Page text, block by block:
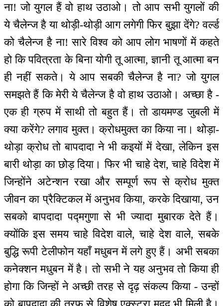
ना! जो युगल हैं वो हाथ उठाओ। तो आप सभी युगलों की
ये चैलेन्ज है या थोड़ी-थोड़ी आग लगेगी फिर बुझा देंगे? वर्ल्ड
को चैलेन्ज है ना! सारे विश्व को आप लोग भाषणों में कहते
हो कि पवित्रता के बिना योगी तू आत्मा, ज्ञानी तू आत्मा बन
ही नहीं सकते। ये आप सबकी चैलेन्ज है ना? जो युगल
समझते हैं कि मेरी ये चैलेन्ज है वो हाथ उठाओ। अच्छा है -
एक ही ग्रुप में साथी तो बहुत हैं। तो डायमण्ड जुबली में
क्या करेंगे? लगाव मुक्त। क्रोधमुक्त का किया ना। थोड़ा-
थोड़ा क्रोध तो बापदादा ने भी कइयों में देखा, लेकिन इस
बारी थोड़ा का छोड़ दिया। फिर भी चाहे देश, चाहे विदेश में
जिन्होंने अटेन्शन रखा और सम्पूर्ण रूप से क्रोध मुक्त
जीवन का प्रैक्टिकल में अनुभव किया, करके दिखाया, उन
सबको बापदादा पद्मगुणा से भी ज्यादा मुबारक देते हैं।
क्योंकि इस समय चाहे विदेश वाले, चाहे देश वाले, सबके
बुद्धि रूपी टेलीफोन यहाँ मधुबन में लगे हुए हैं। अभी सबका
कनेक्शन मधुबन में है। तो सभी ने यह अनुभव तो किया ही
होगा कि जिन्हों ने अच्छी तरह से दृढ़ संकल्प किया - उन्हों